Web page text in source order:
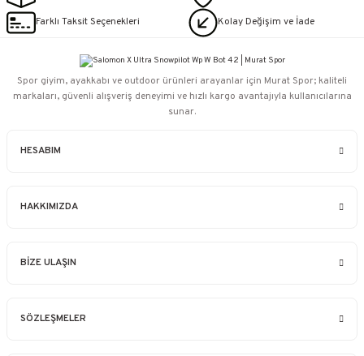
Farklı Taksit Seçenekleri Kolay Değişim ve İade
HESABIM
HAKKIMIZDA
BİZE ULAŞIN
SÖZLEŞMELER
Spor giyim, ayakkabı ve outdoor ürünleri arayanlar için Murat Spor; kaliteli
markaları, güvenli alışveriş deneyimi ve hızlı kargo avantajıyla kullanıcılarına
sunar.